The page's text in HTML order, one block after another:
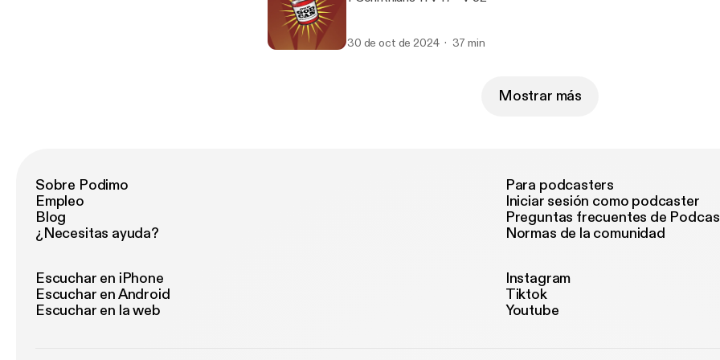
30 de oct de 2024 37 min
Mostrar más
Sobre Podimo
Empleo
Blog
¿Necesitas ayuda?
Para podcasters
Iniciar sesión como podcaster
Preguntas frecuentes de
Normas de la comunidad
Escuchar en iPhone
Escuchar en Android
Escuchar en la web
Instagram
Tiktok
Youtube